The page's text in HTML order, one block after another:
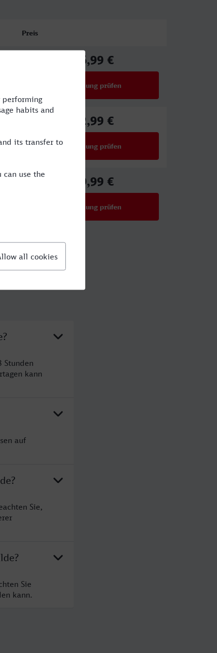
Preis
86,99 €
Verbindung prüfen
82,99 €
Verbindung prüfen
39,99 €
Verbindung prüfen
Stunden
kann
auf
Sie,
Sie
kann.